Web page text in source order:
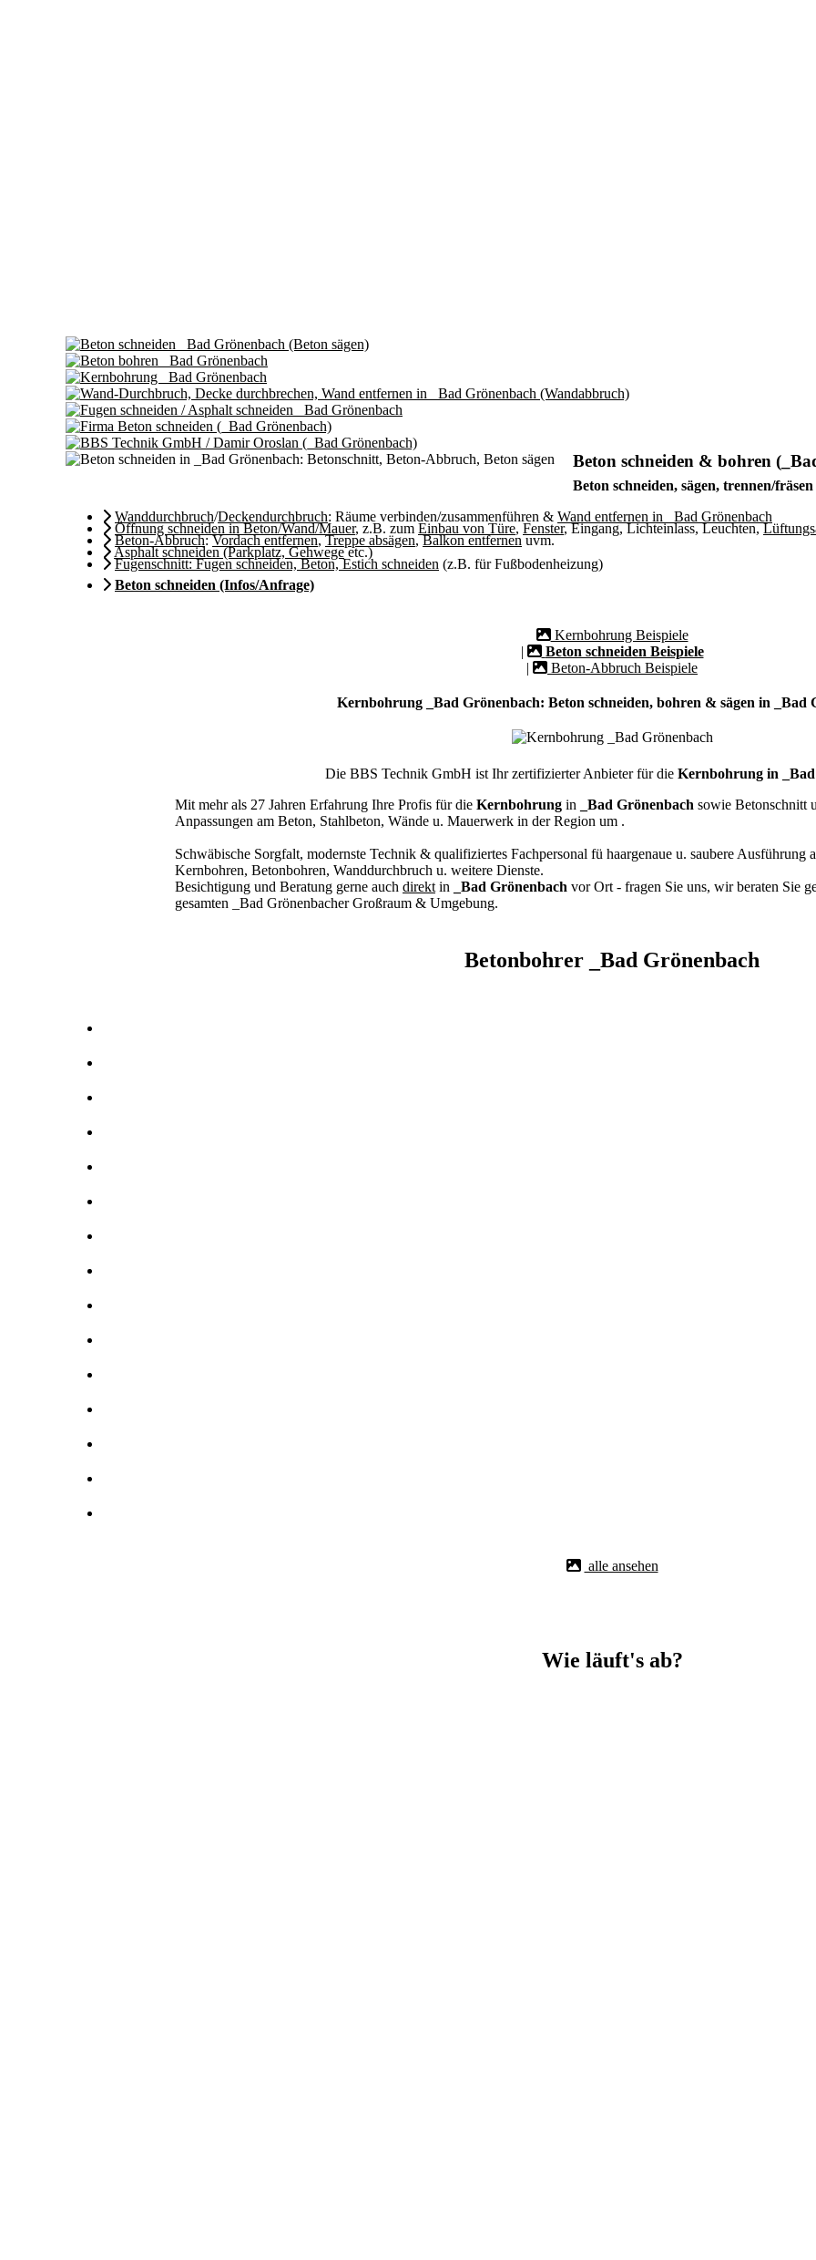
Beton schneiden & bohren
Beton schneiden, sägen, trennen/
Wanddurchbruch/Deckendurchbruch: Räume verbinden/zusammenführen & Wand entfernen in _Bad Grönenbach
Öffnung schneiden in Beton/Wand/Mauer, z.B. zum Einbau von Türe, Fenster, Eingang, Lichteinlass, Leuchten,
Beton-Abbruch:Vordach entfernen,Treppe absägen,Balkon entfernenuvm.
Asphalt schneiden (Parkplatz, Gehwegeetc.)
Fugenschnitt: Fugen schneiden, Beton, Estich schneiden (z.B. für Fußbodenheizung)
Beton schneiden (Infos/Anfrage)
Kernbohrung Beispiele
|
Beton schneiden Beispiele
|
Beton-Abbruch Beispiele
Kernbohrung _Bad Grönenbach: Beton schneiden, bohren & sägen in _Bad
Die BBS Technik GmbH ist Ihr zertifizierter Anbieter für die Kernbohrung in
Mit mehr als 27 Jahren Erfahrung Ihre Profis für die Kernbohrung in _Bad Grönenbach sowie Betonschnitt
Anpassungen am Beton, Stahlbeton, Wände u. Mauerwerk in der Region um .
Schwäbische Sorgfalt, modernste Technik & qualifiziertes Fachpersonal fü haargenaue u. saubere Ausführung
Kernbohren, Betonbohren, Wanddurchbruch u. weitere Dienste.
Besichtigung und Beratung gerne auch direkt in _Bad Grönenbach vor Ort - fragen Sie uns, wir beraten Sie
gesamten _Bad Grönenbacher Großraum & Umgebung.
Betonbohrer _Bad Grönenbach
alle ansehen
Wie läuft's ab?